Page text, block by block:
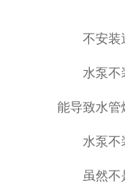
不安装逆
水泵不装
能导致水管
水泵不装
虽然不是